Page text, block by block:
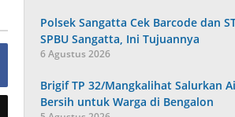
Polsek Sangatta Cek Barcode dan
SPBU Sangatta, Ini Tujuannya
6 Agustus 2026
Brigif TP 32/Mangkalihat Salurkan
Bersih untuk Warga di Bengalon